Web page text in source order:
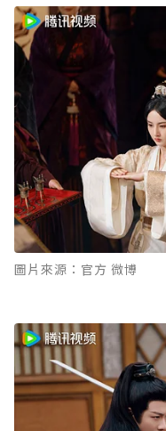
圖片來源：官方 微博